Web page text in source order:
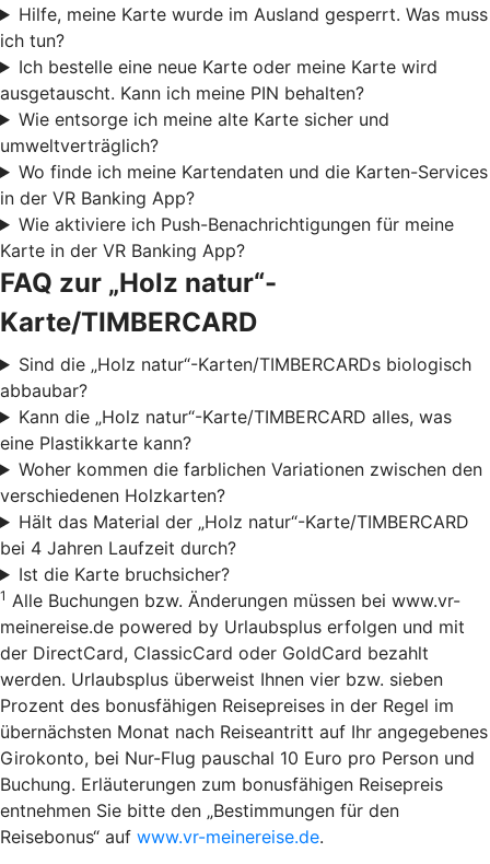
Hilfe, meine Karte wurde im Ausland gesperrt. Was muss
ich tun?
Ich bestelle eine neue Karte oder meine Karte wird
ausgetauscht. Kann ich meine PIN behalten?
Wie entsorge ich meine alte Karte sicher und
umweltverträglich?
Wo finde ich meine Kartendaten und die Karten-Services
in der VR Banking App?
Wie aktiviere ich Push-Benachrichtigungen für meine
Karte in der VR Banking App?
FAQ zur „Holz natur“-
Karte/TIMBERCARD
Sind die „Holz natur“-Karten/TIMBERCARDs biologisch
abbaubar?
Kann die „Holz natur“-Karte/TIMBERCARD alles, was
eine Plastikkarte kann?
Woher kommen die farblichen Variationen zwischen den
verschiedenen Holzkarten?
Hält das Material der „Holz natur“-Karte/TIMBERCARD
bei 4 Jahren Laufzeit durch?
Ist die Karte bruchsicher?
1 Alle Buchungen bzw. Änderungen müssen bei www.vr-
meinereise.de powered by Urlaubsplus erfolgen und mit
der DirectCard, ClassicCard oder GoldCard bezahlt
werden. Urlaubsplus überweist Ihnen vier bzw. sieben
Prozent des bonusfähigen Reisepreises in der Regel im
übernächsten Monat nach Reiseantritt auf Ihr angegebenes
Girokonto, bei Nur-Flug pauschal 10 Euro pro Person und
Buchung. Erläuterungen zum bonusfähigen Reisepreis
entnehmen Sie bitte den „Bestimmungen für den
Reisebonus“ auf www.vr-meinereise.de.